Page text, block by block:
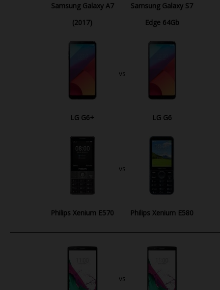
Samsung Galaxy A7
(2017)
Samsung Galaxy S7
Edge 64Gb
LG G6+
vs
LG G6
Philips Xenium E570
vs
Philips Xenium E580
vs